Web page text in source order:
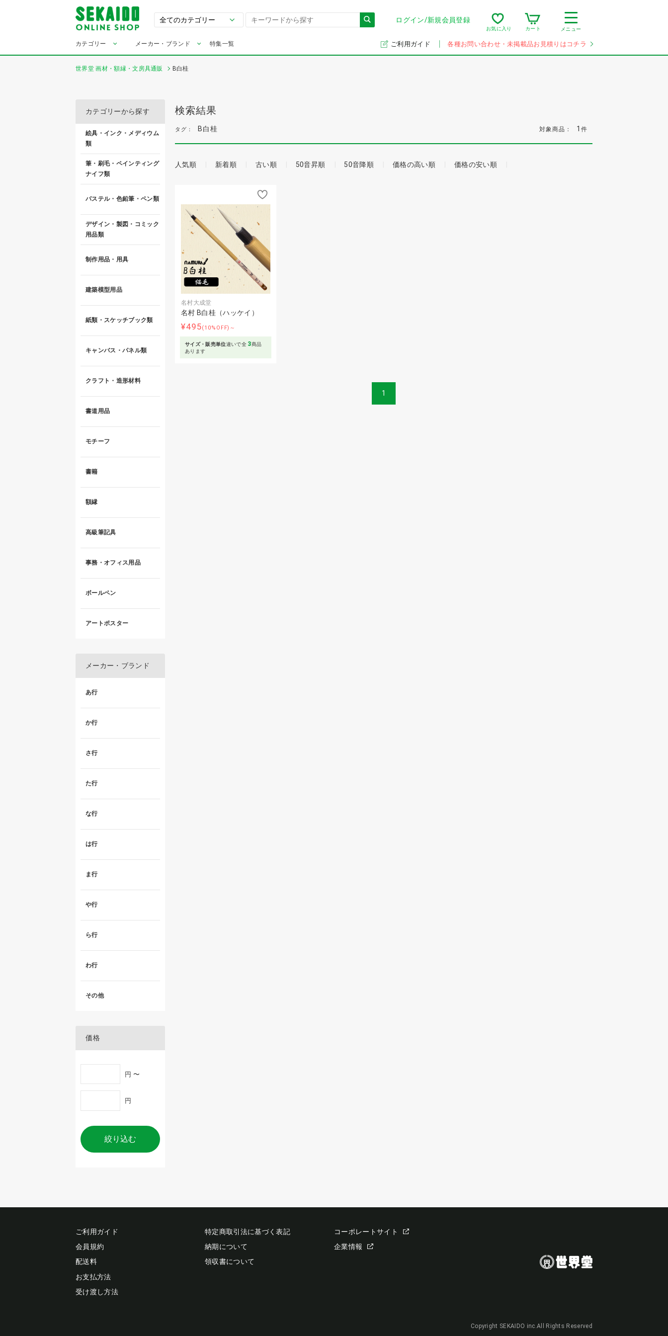
ログイン/新規会員登録
お気に入り カート メニュー
カテゴリー メーカー・ブランド 特集一覧 ご利用ガイド 各種お問い合わせ・未掲載品お見積りはコチラ
世界堂 画材・額縁・文房具通販 B白桂
検索結果
タグ： B白桂 対象商品： 1 件
人気順 新着順 古い順 50音昇順 50音降順 価格の高い順 価格の安い順
名村大成堂
名村 B白桂（ハッケイ）
¥495(10%OFF)～
サイズ・販売単位違いで全 3商品
あります
1
カテゴリーから探す
絵具・インク・メディウム
類
筆・刷毛・ペインティング
ナイフ類
パステル・色鉛筆・ペン類
デザイン・製図・コミック
用品類
制作用品・用具
建築模型用品
紙類・スケッチブック類
キャンバス・パネル類
クラフト・造形材料
書道用品
モチーフ
書籍
額縁
高級筆記具
事務・オフィス用品
ボールペン
アートポスター
メーカー・ブランド
あ行
か行
さ行
た行
な行
は行
ま行
や行
ら行
わ行
その他
価格
円 〜
円
絞り込む
ご利用ガイド
会員規約
配送料
お支払方法
受け渡し方法
特定商取引法に基づく表記
納期について
領収書について
コーポレートサイト
企業情報
Copyright SEKAIDO inc.All Rights Reserved